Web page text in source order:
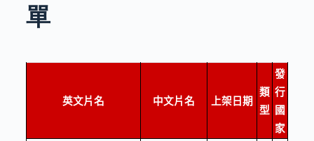
單
英文片名 中文片名 上架日期
類
型
發
行
國
家